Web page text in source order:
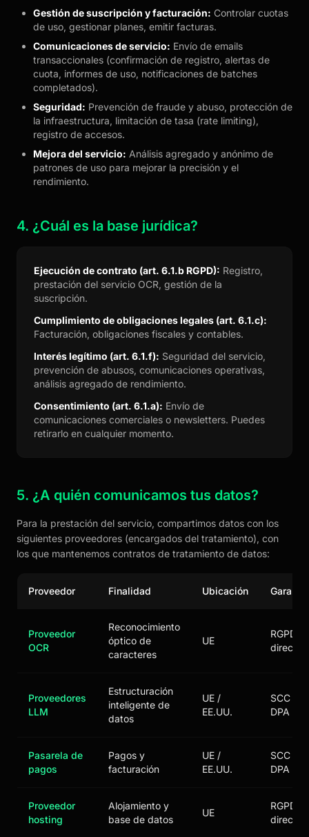
Gestión de suscripción y facturación: Controlar cuotas
de uso, gestionar planes, emitir facturas.
Comunicaciones de servicio: Envío de emails
transaccionales (confirmación de registro, alertas de
cuota, informes de uso, notificaciones de batches
completados).
Seguridad: Prevención de fraude y abuso, protección de
la infraestructura, limitación de tasa (rate limiting),
registro de accesos.
Mejora del servicio: Análisis agregado y anónimo de
patrones de uso para mejorar la precisión y el
rendimiento.
4. ¿Cuál es la base jurídica?
Ejecución de contrato (art. 6.1.b RGPD): Registro,
prestación del servicio OCR, gestión de la
suscripción.
Cumplimiento de obligaciones legales (art. 6.1.c):
Facturación, obligaciones fiscales y contables.
Interés legítimo (art. 6.1.f): Seguridad del servicio,
prevención de abusos, comunicaciones operativas,
análisis agregado de rendimiento.
Consentimiento (art. 6.1.a): Envío de
comunicaciones comerciales o newsletters. Puedes
retirarlo en cualquier momento.
5. ¿A quién comunicamos tus datos?
Para la prestación del servicio, compartimos datos con los
siguientes proveedores (encargados del tratamiento), con
los que mantenemos contratos de tratamiento de datos:
Proveedor Finalidad Ubicación Garantía
Proveedor
OCR
Reconocimiento
óptico de
caracteres
UE
RGPD
directo
Proveedores
LLM
Estructuración
inteligente de
datos
UE /
EE.UU.
SCC +
DPA
Pasarela de
pagos
Pagos y
facturación
UE /
EE.UU.
SCC +
DPA
Proveedor
hosting
Alojamiento y
base de datos
UE
RGPD
directo